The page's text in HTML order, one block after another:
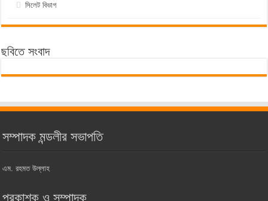
সিলেট বিভাগ
ছবিতে সংবাদ
সম্পাদক মন্ডলীর সভাপতি
এম. রহমত উল্লাহ
প্রকাশক ও সম্পাদক